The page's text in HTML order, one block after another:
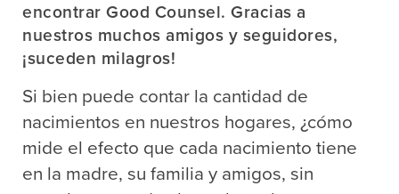
encontrar Good Counsel. Gracias a
nuestros muchos amigos y seguidores,
¡suceden milagros!
Si bien puede contar la cantidad de
nacimientos en nuestros hogares, ¿cómo
mide el efecto que cada nacimiento tiene
en la madre, su familia y amigos, sin